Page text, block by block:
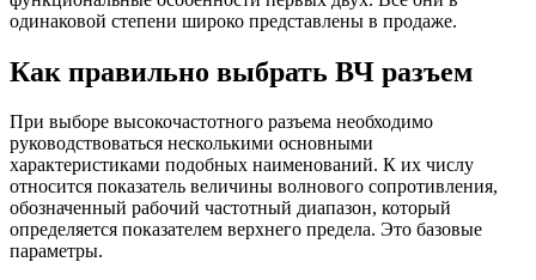
одинаковой степени широко представлены в продаже.
Как правильно выбрать ВЧ разъем
При выборе высокочастотного разъема необходимо
руководствоваться несколькими основными
характеристиками подобных наименований. К их числу
относится показатель величины волнового сопротивления,
обозначенный рабочий частотный диапазон, который
определяется показателем верхнего предела. Это базовые
параметры.